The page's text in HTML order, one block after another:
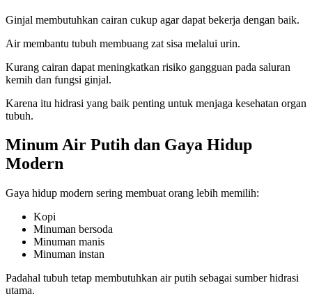
Ginjal membutuhkan cairan cukup agar dapat bekerja dengan baik.
Air membantu tubuh membuang zat sisa melalui urin.
Kurang cairan dapat meningkatkan risiko gangguan pada saluran
kemih dan fungsi ginjal.
Karena itu hidrasi yang baik penting untuk menjaga kesehatan organ
tubuh.
Minum Air Putih dan Gaya Hidup
Modern
Gaya hidup modern sering membuat orang lebih memilih:
Kopi
Minuman bersoda
Minuman manis
Minuman instan
Padahal tubuh tetap membutuhkan air putih sebagai sumber hidrasi
utama.